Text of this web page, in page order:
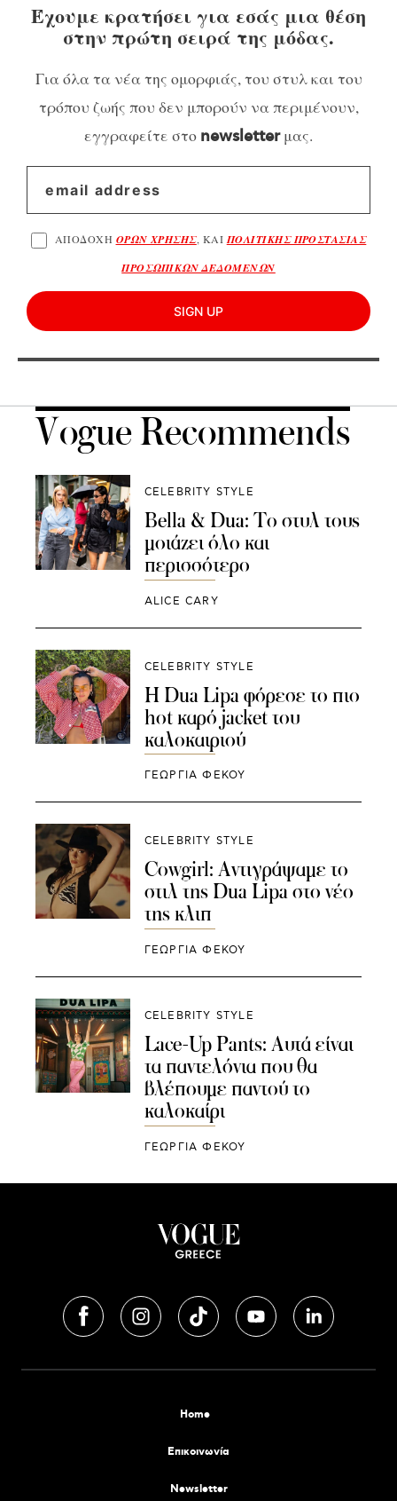
Έχουμε κρατήσει για εσάς μια θέση
στην πρώτη σειρά της μόδας.
Για όλα τα νέα της ομορφιάς, του στυλ και του
τρόπου ζωής που δεν μπορούν να περιμένουν,
εγγραφείτε στο newsletterμας.
ΑΠΟΔΟΧΗ ΟΡΩΝ ΧΡΗΣΗΣ, ΚΑΙ ΠΟΛΙΤΙΚΗΣ ΠΡΟΣΤΑΣΙΑΣ
ΠΡΟΣΩΠΙΚΩΝ ΔΕΔΟΜΕΝΩΝ
SIGN UP
Vogue Recommends
CELEBRITY STYLE
Bella & Dua: Το στυλ τους
μοιάζει όλο και
περισσότερο
ALICE CARY
CELEBRITY STYLE
Η Dua Lipa φόρεσε το πιο
hot καρό jacket του
καλοκαιριού
ΓΕΩΡΓΙΑ ΦΕΚΟΥ
CELEBRITY STYLE
Cowgirl: Αντιγράψαμε το
στιλ της Dua Lipa στο νέο
της κλιπ
ΓΕΩΡΓΙΑ ΦΕΚΟΥ
CELEBRITY STYLE
Lace-Up Pants: Αυτά είναι
τα παντελόνια που θα
βλέπουμε παντού το
καλοκαίρι
ΓΕΩΡΓΙΑ ΦΕΚΟΥ
Home
Επικοινωνία
Newsletter